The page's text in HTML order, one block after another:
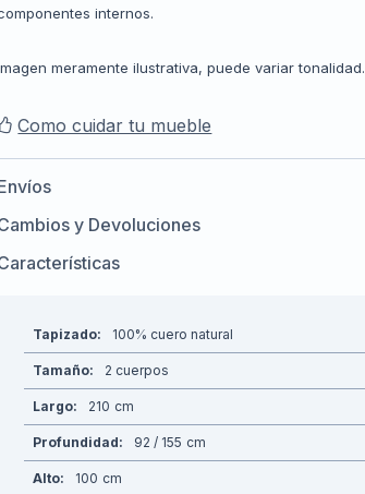
internos.
meramente ilustrativa, puede variar tonalidad.
Como cuidar tu mueble
y Devoluciones
Tapizado 100% cuero natural
Tamaño 2 cuerpos
Largo 210
Profundidad 92 / 155
Alto 100